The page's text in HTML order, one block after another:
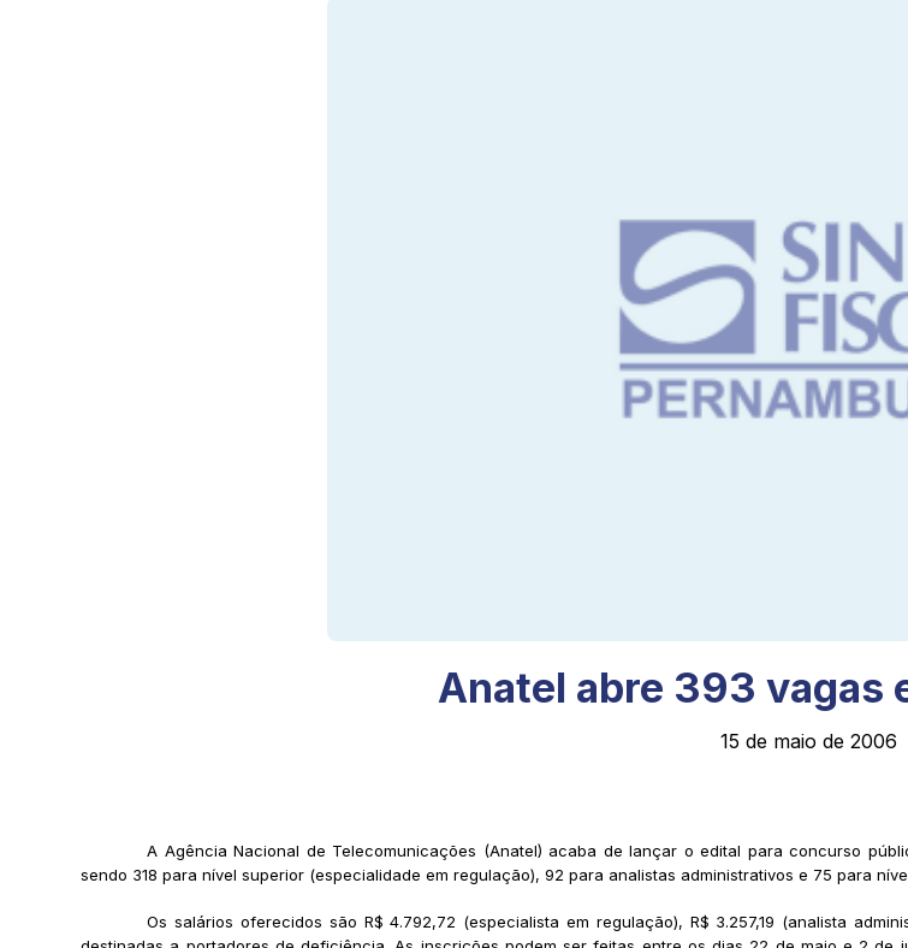
Anatel abre 393 vagas
15 de maio de 2006
A Agência Nacional de Telecomunicações (Anatel) acaba de lançar o edital para concurso
sendo 318 para nível superior (especialidade em regulação), 92 para analistas administrativos e 75 para
Os salários oferecidos são R$ 4.792,72 (especialista em regulação), R$ 3.257,19 (analista